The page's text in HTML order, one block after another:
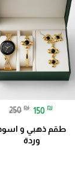
250 ₪ 150 ₪
طقم ذهبي و
وردة